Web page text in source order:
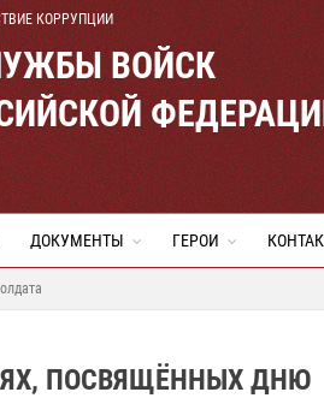
КОРРУПЦИИ
ВОЙСК
ДОКУМЕНТЫ ГЕРОИ
ПОСВЯЩЁННЫХ ДНЮ